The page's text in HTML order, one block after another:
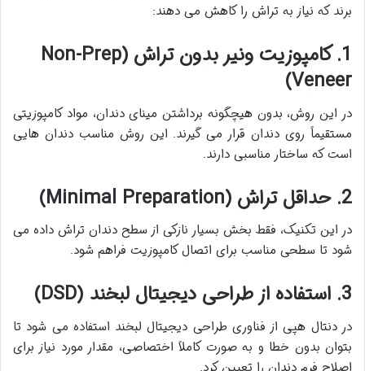
برند که نیاز به تراش را کاهش می دهند:
1. کامپوزیت ونیر بدون تراش (Non-Prep
Veneer)
در این روش، بدون هیچگونه برداشتن مینای دندان، مواد کامپوزیتی
مستقیماً روی دندان قرار می گیرند. این روش مناسب دندان هایی
است که ساختار مناسبی دارند.
2. حداقل تراش (Minimal Preparation)
در این تکنیک، فقط بخش بسیار نازکی از سطح دندان تراش داده می
شود تا سطحی مناسب برای اتصال کامپوزیت فراهم شود.
3. استفاده از طراحی دیجیتال لبخند (DSD)
در دنتال هپی از فناوری طراحی دیجیتال لبخند استفاده می شود تا
بتوان بدون خطا و به صورت کاملاً اختصاصی، مقدار مورد نیاز برای